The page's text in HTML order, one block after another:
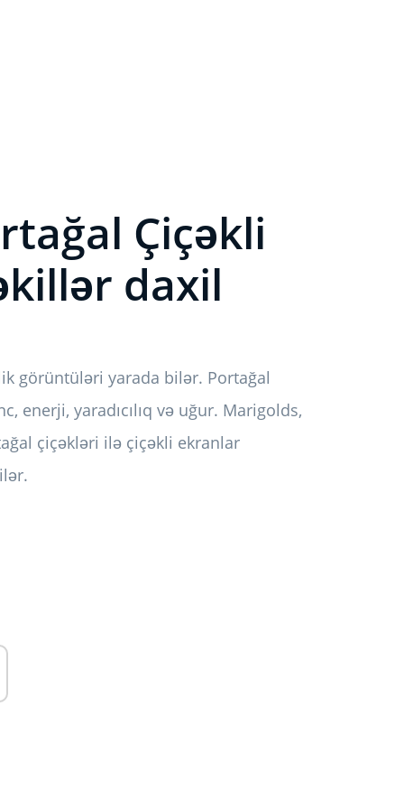
Çiçəkli
daxil
görüntüləri yarada bilər. Portağal
enerji, yaradıcılıq və uğur. Marigolds,
çiçəkləri ilə çiçəkli ekranlar